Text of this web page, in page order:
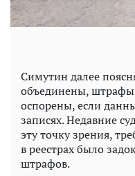
Симутин далее
объединены, штрафы
оспорены, если
записях. Недавние
эту точку зрения,
в реестрах было
штрафов.